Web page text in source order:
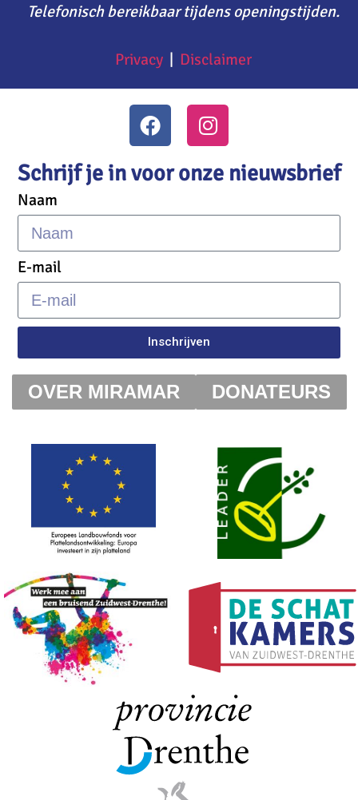
Telefonisch bereikbaar tijdens openingstijden.
Privacy| Disclaimer
Schrijf je in voor onze nieuwsbrief
Naam
E-mail
Inschrijven
OVER MIRAMAR DONATEURS